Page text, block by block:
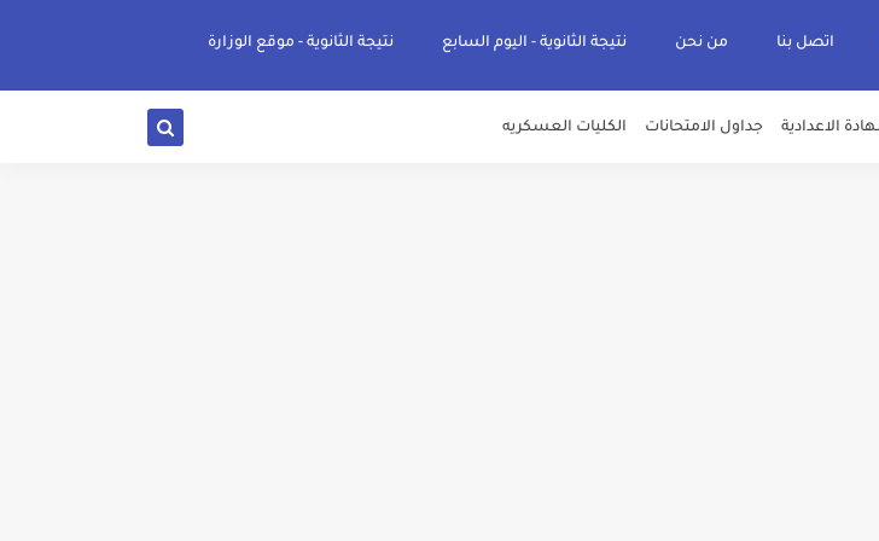
اتصل بنا من نحن نتيجة الثانوية - اليوم السابع نتيجة الثانوية - موقع الوزارة
الاعدادية جداول الامتحانات الكليات العسكريه